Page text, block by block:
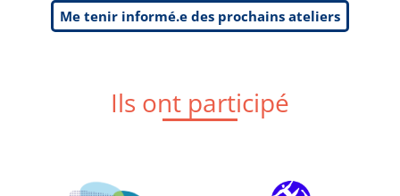
Me tenir informé.e des prochains ateliers
Ils ont participé